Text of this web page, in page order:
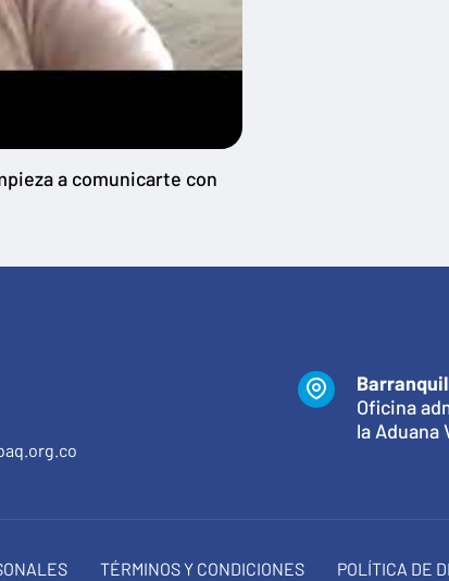
a comunicarte con
Oficina
la Aduana
TÉRMINOS Y CONDICIONES POLÍTICA DE